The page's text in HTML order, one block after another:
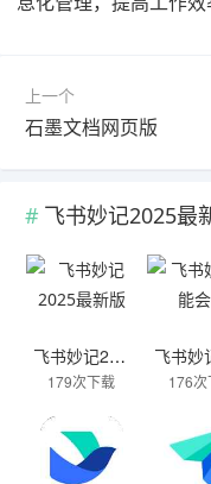
上一个
石墨文档网页版
飞书妙记2025最
飞书妙记2025最新版
179次下载 176